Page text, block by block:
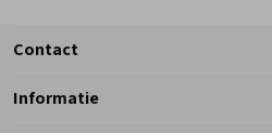
Contact
Informatie